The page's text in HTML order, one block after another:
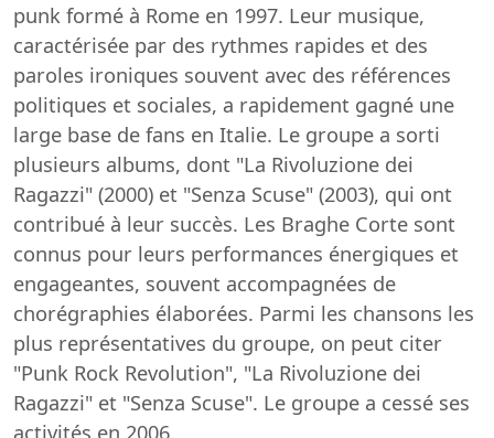
punk formé à Rome en 1997. Leur musique,
caractérisée par des rythmes rapides et des
paroles ironiques souvent avec des références
politiques et sociales, a rapidement gagné une
large base de fans en Italie. Le groupe a sorti
plusieurs albums, dont "La Rivoluzione dei
Ragazzi" (2000) et "Senza Scuse" (2003), qui ont
contribué à leur succès. Les Braghe Corte sont
connus pour leurs performances énergiques et
engageantes, souvent accompagnées de
chorégraphies élaborées. Parmi les chansons les
plus représentatives du groupe, on peut citer
"Punk Rock Revolution", "La Rivoluzione dei
Ragazzi" et "Senza Scuse". Le groupe a cessé ses
activités en 2006.